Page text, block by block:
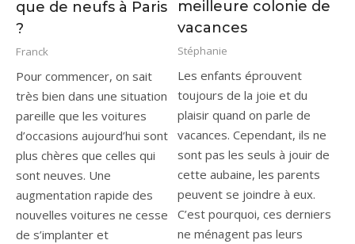
que de neufs à Paris
?
Franck
Pour commencer, on sait
très bien dans une situation
pareille que les voitures
d’occasions aujourd’hui sont
plus chères que celles qui
sont neuves. Une
augmentation rapide des
nouvelles voitures ne cesse
de s’implanter et
meilleure colonie de
vacances
Stéphanie
Les enfants éprouvent
toujours de la joie et du
plaisir quand on parle de
vacances. Cependant, ils ne
sont pas les seuls à jouir de
cette aubaine, les parents
peuvent se joindre à eux.
C’est pourquoi, ces derniers
ne ménagent pas leurs